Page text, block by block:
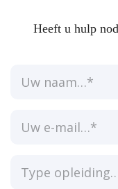
Heeft u hulp